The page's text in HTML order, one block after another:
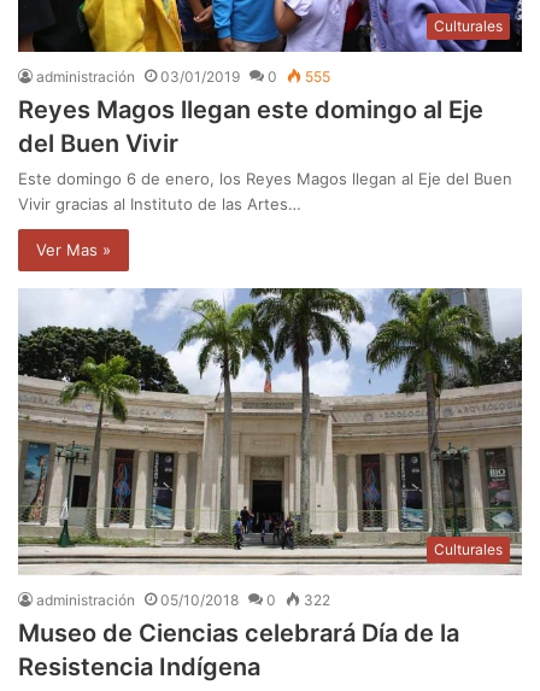
Culturales
administración 03/01/2019 0 555
Reyes Magos llegan este domingo al Eje
del Buen Vivir
Este domingo 6 de enero, los Reyes Magos llegan al Eje del Buen
Vivir gracias al Instituto de las Artes…
Ver Mas »
Culturales
administración 05/10/2018 0 322
Museo de Ciencias celebrará Día de la
Resistencia Indígena